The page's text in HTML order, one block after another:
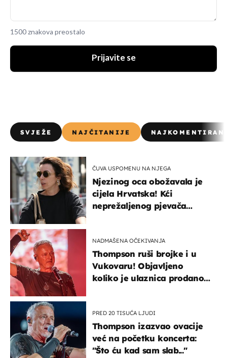
1500 znakova preostalo
Prijavite se
SVJEŽE NAJČITANIJE
ČUVA USPOMENU NA NJEGA
Njezinog oca obožavala je
cijela Hrvatska! Kći
neprežaljenog pjevača
NADMAŠENA OČEKIVANJA
Thompson ruši brojke i u
Vukovaru! Objavljeno
koliko je ulaznica prodano
PRED 20 TISUĆA LJUDI
Thompson izazvao ovacije
već na početku koncerta:
"Što ću kad sam slab..."